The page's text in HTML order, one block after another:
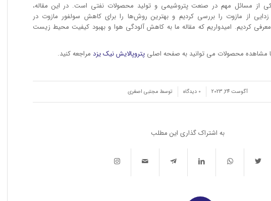
از مسائل مهم در صنعت پتروشیمی و تولید محصولات نفتی است. در این مقاله،
از مازوت را بررسی کردیم و بهترین روش‌ها را برای کاهش سولفور مازوت در
کردیم. امیدواریم که مقاله ما به کاهش آلودگی هوا و بهبود کیفیت محیط زیست
یا مشاهده محصولات می توانید به صفحه اصلی پتروپالایش نیک یزد مراجعه کنید.
آگوست 24, 2023
/ 0 دیدگاه‌ توسطمجتبی اصغری
به اشتراک گذاری این مطلب